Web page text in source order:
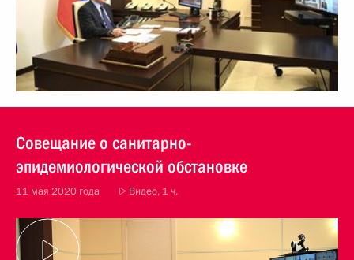
Совещание о санитарно-
эпидемиологической обстановке
11 мая 2020 года Видео, 1 ч.